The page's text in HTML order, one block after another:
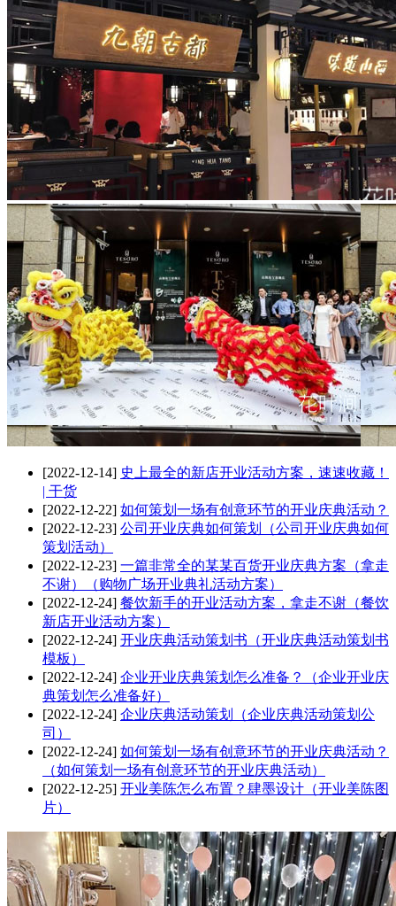
[2022-12-14] 史上最全的新店开业活动方案，速速收藏！
| 干货
[2022-12-22] 如何策划一场有创意环节的开业庆典活动？
[2022-12-23] 公司开业庆典如何策划（公司开业庆典如何
策划活动）
[2022-12-23] 一篇非常全的某某百货开业庆典方案（拿走
不谢）（购物广场开业典礼活动方案）
[2022-12-24] 餐饮新手的开业活动方案，拿走不谢（餐饮
新店开业活动方案）
[2022-12-24] 开业庆典活动策划书（开业庆典活动策划书
模板）
[2022-12-24] 企业开业庆典策划怎么准备？（企业开业庆
典策划怎么准备好）
[2022-12-24] 企业庆典活动策划（企业庆典活动策划公
司）
[2022-12-24] 如何策划一场有创意环节的开业庆典活动？
（如何策划一场有创意环节的开业庆典活动）
[2022-12-25] 开业美陈怎么布置？肆墨设计（开业美陈图
片）